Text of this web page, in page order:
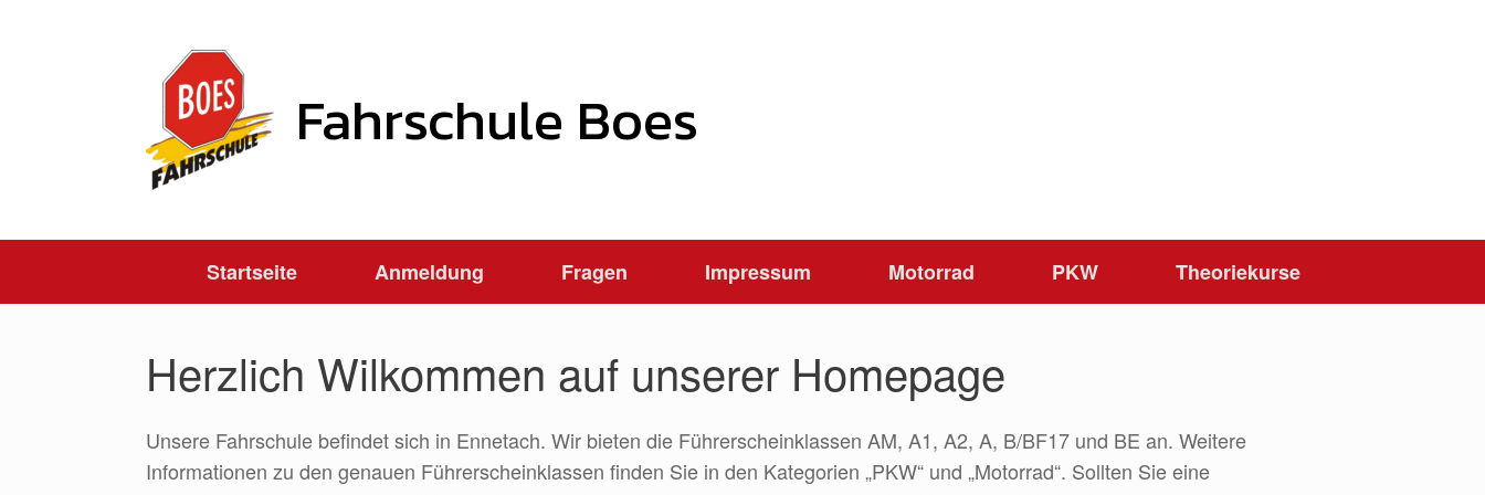
Fahrschule Boes
Startseite Anmeldung Fragen Impressum Motorrad PKW Theoriekurse
Herzlich Wilkommen auf unserer Homepage
Unsere Fahrschule befindet sich in Ennetach. Wir bieten die Führerscheinklassen AM, A1, A2, A, B/BF17 und BE an. Weitere
Informationen zu den genauen Führerscheinklassen finden Sie in den Kategorien „PKW“ und „Motorrad“. Sollten Sie eine